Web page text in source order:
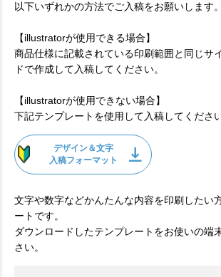
以下いずれかの方法でご入稿をお願いします。
【illustratorが使用できる場合】
商品仕様に記載されている印刷範囲と同じサ
ドで作成して入稿してください。
【illustratorが使用できない場合】
下記テンプレートを使用して入稿してください
デザイン＆文字
入稿フォーマット
文字や数字などかんたんな内容を印刷したい
ートです。
ダウンロードしたテンプレートをお使いの端
さい。